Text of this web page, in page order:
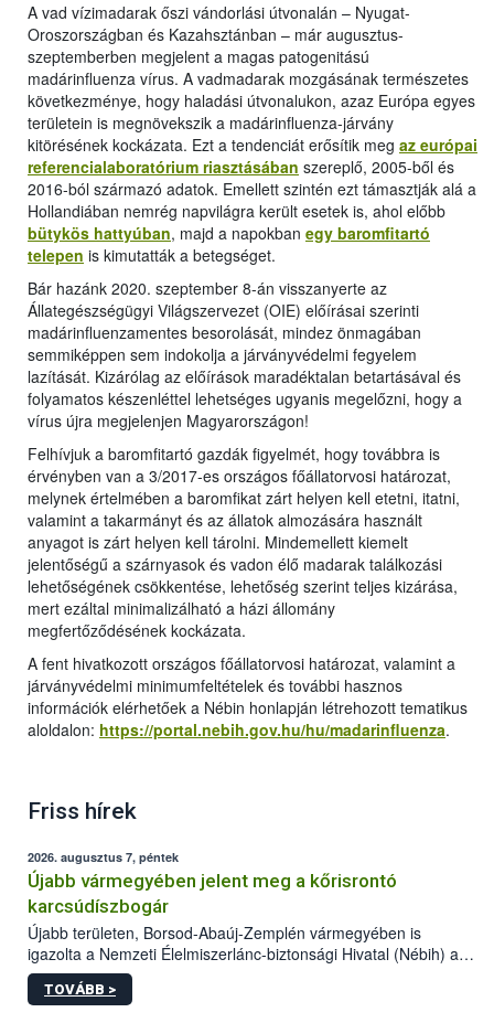
A vad vízimadarak őszi vándorlási útvonalán – Nyugat-
Oroszországban és Kazahsztánban – már augusztus-
szeptemberben megjelent a magas patogenitású
madárinfluenza vírus. A vadmadarak mozgásának természetes
következménye, hogy haladási útvonalukon, azaz Európa egyes
területein is megnövekszik a madárinfluenza-járvány
kitörésének kockázata. Ezt a tendenciát erősítik meg az európai
referencialaboratórium riasztásában szereplő, 2005-ből és
2016-ból származó adatok. Emellett szintén ezt támasztják alá a
Hollandiában nemrég napvilágra került esetek is, ahol előbb
bütykös hattyúban, majd a napokban egy baromfitartó
telepen is kimutatták a betegséget.
Bár hazánk 2020. szeptember 8-án visszanyerte az
Állategészségügyi Világszervezet (OIE) előírásai szerinti
madárinfluenzamentes besorolását, mindez önmagában
semmiképpen sem indokolja a járványvédelmi fegyelem
lazítását. Kizárólag az előírások maradéktalan betartásával és
folyamatos készenléttel lehetséges ugyanis megelőzni, hogy a
vírus újra megjelenjen Magyarországon!
Felhívjuk a baromfitartó gazdák figyelmét, hogy továbbra is
érvényben van a 3/2017-es országos főállatorvosi határozat,
melynek értelmében a baromfikat zárt helyen kell etetni, itatni,
valamint a takarmányt és az állatok almozására használt
anyagot is zárt helyen kell tárolni. Mindemellett kiemelt
jelentőségű a szárnyasok és vadon élő madarak találkozási
lehetőségének csökkentése, lehetőség szerint teljes kizárása,
mert ezáltal minimalizálható a házi állomány
megfertőződésének kockázata.
A fent hivatkozott országos főállatorvosi határozat, valamint a
járványvédelmi minimumfeltételek és további hasznos
információk elérhetőek a Nébin honlapján létrehozott tematikus
aloldalon: https://portal.nebih.gov.hu/hu/madarinfluenza.
Friss hírek
2026. augusztus 7, péntek
Újabb vármegyében jelent meg a kőrisrontó
karcsúdíszbogár
Újabb területen, Borsod-Abaúj-Zemplén vármegyében is
igazolta a Nemzeti Élelmiszerlánc-biztonsági Hivatal (Nébih) a
kőrisrontó karcsúdíszbogár (Agrilus planipennis) jelenlétét. A
kártevőt nem csak színcsapdában találták meg, de már fertőzött
TOVÁBB >